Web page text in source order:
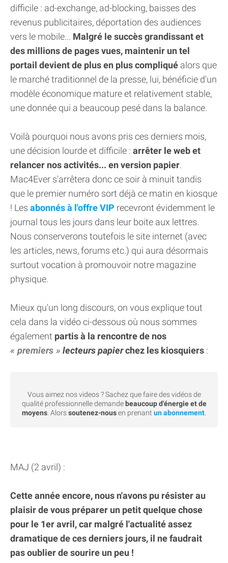
difficile : ad-exchange, ad-blocking, baisses des
revenus publicitaires, déportation des audiences
vers le mobile... Malgré le succès grandissant et
des millions de pages vues, maintenir un tel
portail devient de plus en plus compliqué alors que
le marché traditionnel de la presse, lui, bénéficie d'un
modèle économique mature et relativement stable,
une donnée qui a beaucoup pesé dans la balance.
Voilà pourquoi nous avons pris ces derniers mois,
une décision lourde et difficile : arrêter le web et
relancer nos activités... en version papier.
Mac4Ever s'arrêtera donc ce soir à minuit tandis
que le premier numéro sort déjà ce matin en kiosque
! Les abonnés à l'offre VIP recevront évidemment le
journal tous les jours dans leur boite aux lettres.
Nous conserverons toutefois le site internet (avec
les articles, news, forums etc.) qui aura désormais
surtout vocation à promouvoir notre magazine
physique.
Mieux qu'un long discours, on vous explique tout
cela dans la vidéo ci-dessous où nous sommes
également partis à la rencontre de nos
premiers
lecteurs papierchez les kiosquiers :
Vous aimez nos videos ? Sachez que faire des vidéos de
qualité professionnelle demande beaucoup d'énergie et de
moyens . Alorssoutenez-nousen prenant un abonnement
MAJ (2 avril) :
Cette année encore, nous n'avons pu résister au
plaisir de vous préparer un petit quelque chose
pour le 1er avril, car malgré l'actualité assez
dramatique de ces derniers jours, il ne faudrait
pas oublier de sourire un peu !